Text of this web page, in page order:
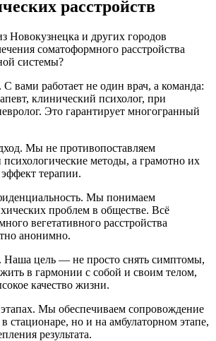
расстройств
Новокузнецка и других городов
соматоформного расстройства
системы?
вами работает не один врач, а команда:
клинический психолог, при
Это гарантирует многогранный
Мы не противопоставляем
методы, а грамотно их
терапии.
Мы понимаем
проблем в обществе. Всё
вегетативного расстройства
анонимно.
Наша цель — не просто снять симптомы,
жить в гармонии с собой и своим телом,
качество жизни.
Мы обеспечиваем сопровождение
стационаре, но и на амбулаторном этапе,
результата.